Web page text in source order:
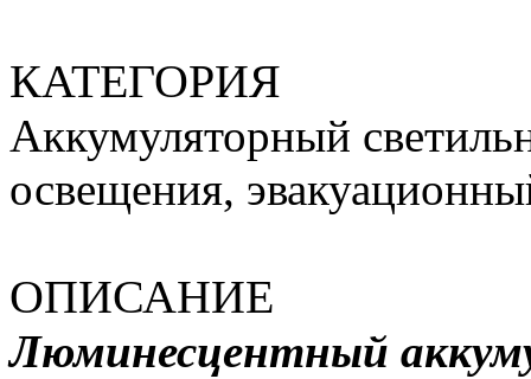
КАТЕГОРИЯ
Аккумуляторный
освещения,
ОПИСАНИЕ
Люминесцентный